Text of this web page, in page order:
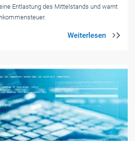
Entlastung des Mittelstands und warnt